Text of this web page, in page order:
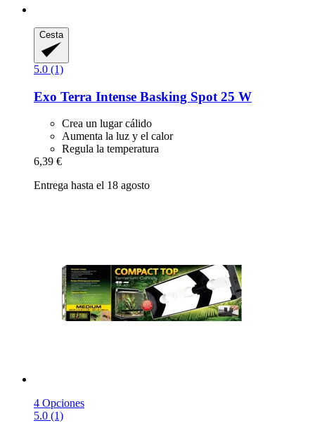
Cesta
5.0 (1)
Exo Terra Intense Basking Spot 25 W
Crea un lugar cálido
Aumenta la luz y el calor
Regula la temperatura
6,39 €
Entrega hasta el 18 agosto
4 Opciones
5.0 (1)